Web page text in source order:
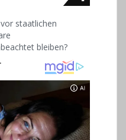
staatlichen
bleiben?